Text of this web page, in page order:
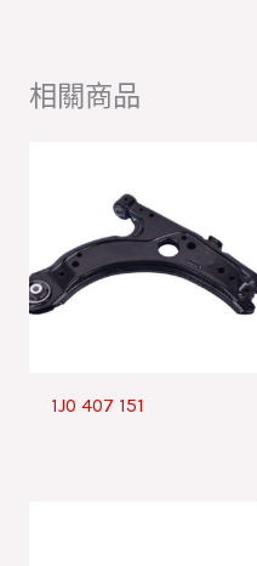
相關商品
1J0 407 151